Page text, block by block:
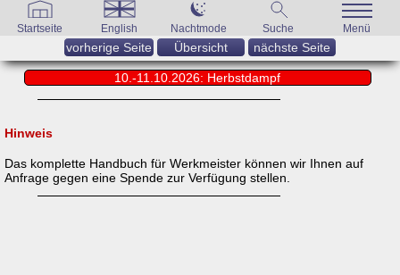
Startseite English Nachtmode Suche Menü
vorherige Seite Übersicht nächste Seite
10.-11.10.2026: Herbstdampf
Hinweis
Das komplette Handbuch für Werkmeister können wir Ihnen auf
Anfrage gegen eine Spende zur Verfügung stellen.